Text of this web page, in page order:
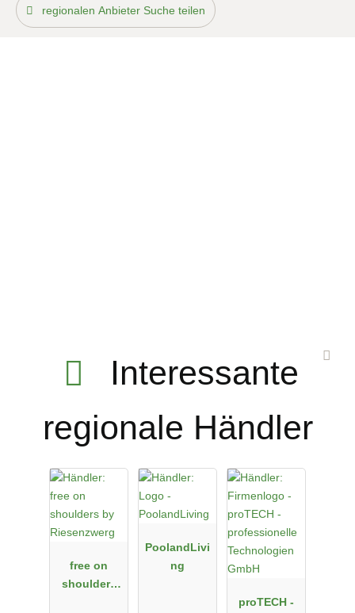
regionalen Anbieter Suche teilen
Interessante
regionale Händler
free on
shoulders
PoolandLivi
ng
proTECH -